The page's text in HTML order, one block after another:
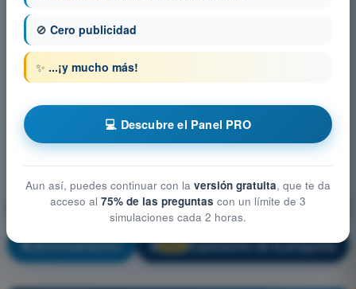
Mitigación técnica-operativa y gestión de riesgos
¡Entrenamiento! 🔒 PRO Explicación de la pregunta
🚫 Cero publicidad
✨ ...¡y mucho más!
💻 Descubre el Panel PRO
Aun así, puedes continuar con la versión gratuita, que te da
acceso al 75% de las preguntas con un límite de 3
simulaciones cada 2 horas.